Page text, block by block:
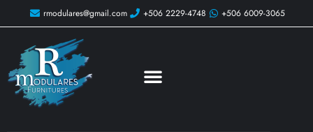
rmodulares@gmail.com +506 2229-4748 +506 6009-3065